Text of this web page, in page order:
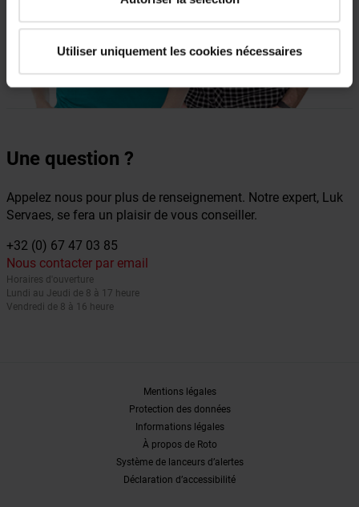
Utiliser uniquement les cookies nécessaires
Une question ?
Appelez nous pour plus de renseignement. Notre expert, Luk
Servaes, se fera un plaisir de vous conseiller.
+32 (0) 67 47 03 85
Nous contacter par email
Horaires d'ouverture
Lundi au Jeudi de 8 à 17 heure
Vendredi de 8 à 16 heure
Mentions légales
Protection des données
Informations légales
À propos de Roto
Système de lanceurs d’alertes
Déclaration d’accessibilité